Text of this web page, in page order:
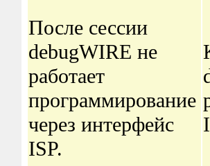
После сессии
debugWIRE не
работает
программирование
через интерфейс
ISP.